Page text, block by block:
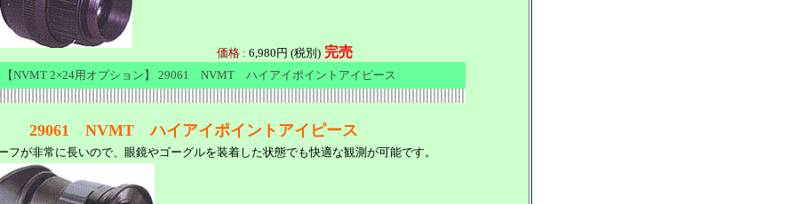
価格 : 6,980円 (税別) 完売
【NVMT 2×24用オプション】 29061 NVMT ハイアイポイントアイピース
29061 NVMT ハイアイポイントアイピース
フが非常に長いので、眼鏡やゴーグルを装着した状態でも快適な観測が可能です。